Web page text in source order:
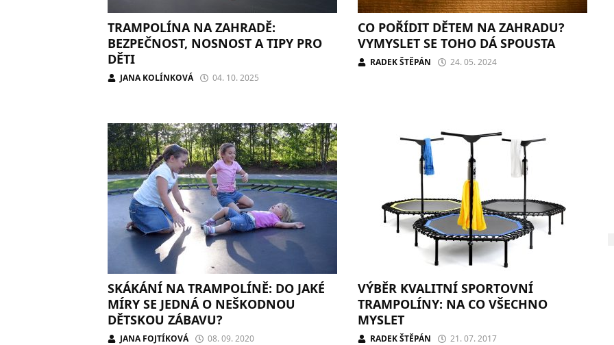
TRAMPOLÍNA NA ZAHRADĚ:
BEZPEČNOST, NOSNOST A TIPY PRO
DĚTI
JANA KOLÍNKOVÁ 04. 10. 2025
CO POŘÍDIT DĚTEM NA ZAHRADU?
VYMYSLET SE TOHO DÁ SPOUSTA
RADEK ŠTĚPÁN 24. 05. 2024
SKÁKÁNÍ NA TRAMPOLÍNĚ: DO JAKÉ
MÍRY SE JEDNÁ O NEŠKODNOU
DĚTSKOU ZÁBAVU?
JANA FOJTÍKOVÁ 08. 09. 2020
VÝBĚR KVALITNÍ SPORTOVNÍ
TRAMPOLÍNY: NA CO VŠECHNO
MYSLET
RADEK ŠTĚPÁN 21. 07. 2017